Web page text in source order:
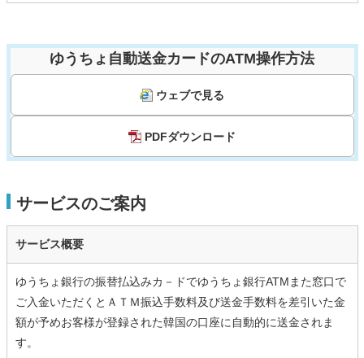
ゆうちょ自動送金カードのATM操作方法
ウェブで見る
PDFダウンロード
サービスのご案内
サービス概要
ゆうちょ銀行の振替払込みカ－ドでゆうちょ銀行ATMまた窓口で
ご入金いただくとＡＴＭ振込手数料及び送金手数料を差引いた金
額が予めお客様が登録された韓国の口座に自動的に送金されま
す。